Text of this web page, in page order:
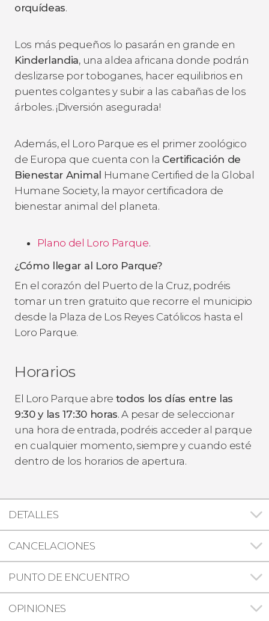
orquídeas.
Los más pequeños lo pasarán en grande en
Kinderlandia, una aldea africana donde podrán
deslizarse por toboganes, hacer equilibrios en
puentes colgantes y subir a las cabañas de los
árboles. ¡Diversión asegurada!
Además, el Loro Parque es el primer zoológico
de Europa que cuenta con la Certificación de
Bienestar Animal Humane Certified de la Global
Humane Society, la mayor certificadora de
bienestar animal del planeta.
Plano del Loro Parque.
¿Cómo llegar al Loro Parque?
En el corazón del Puerto de la Cruz, podréis
tomar un tren gratuito que recorre el municipio
desde la Plaza de Los Reyes Católicos hasta el
Loro Parque.
Horarios
El Loro Parque abre todos los días entre las
9:30 y las 17:30 horas. A pesar de seleccionar
una hora de entrada, podréis acceder al parque
en cualquier momento, siempre y cuando esté
dentro de los horarios de apertura.
DETALLES
CANCELACIONES
PUNTO DE ENCUENTRO
OPINIONES